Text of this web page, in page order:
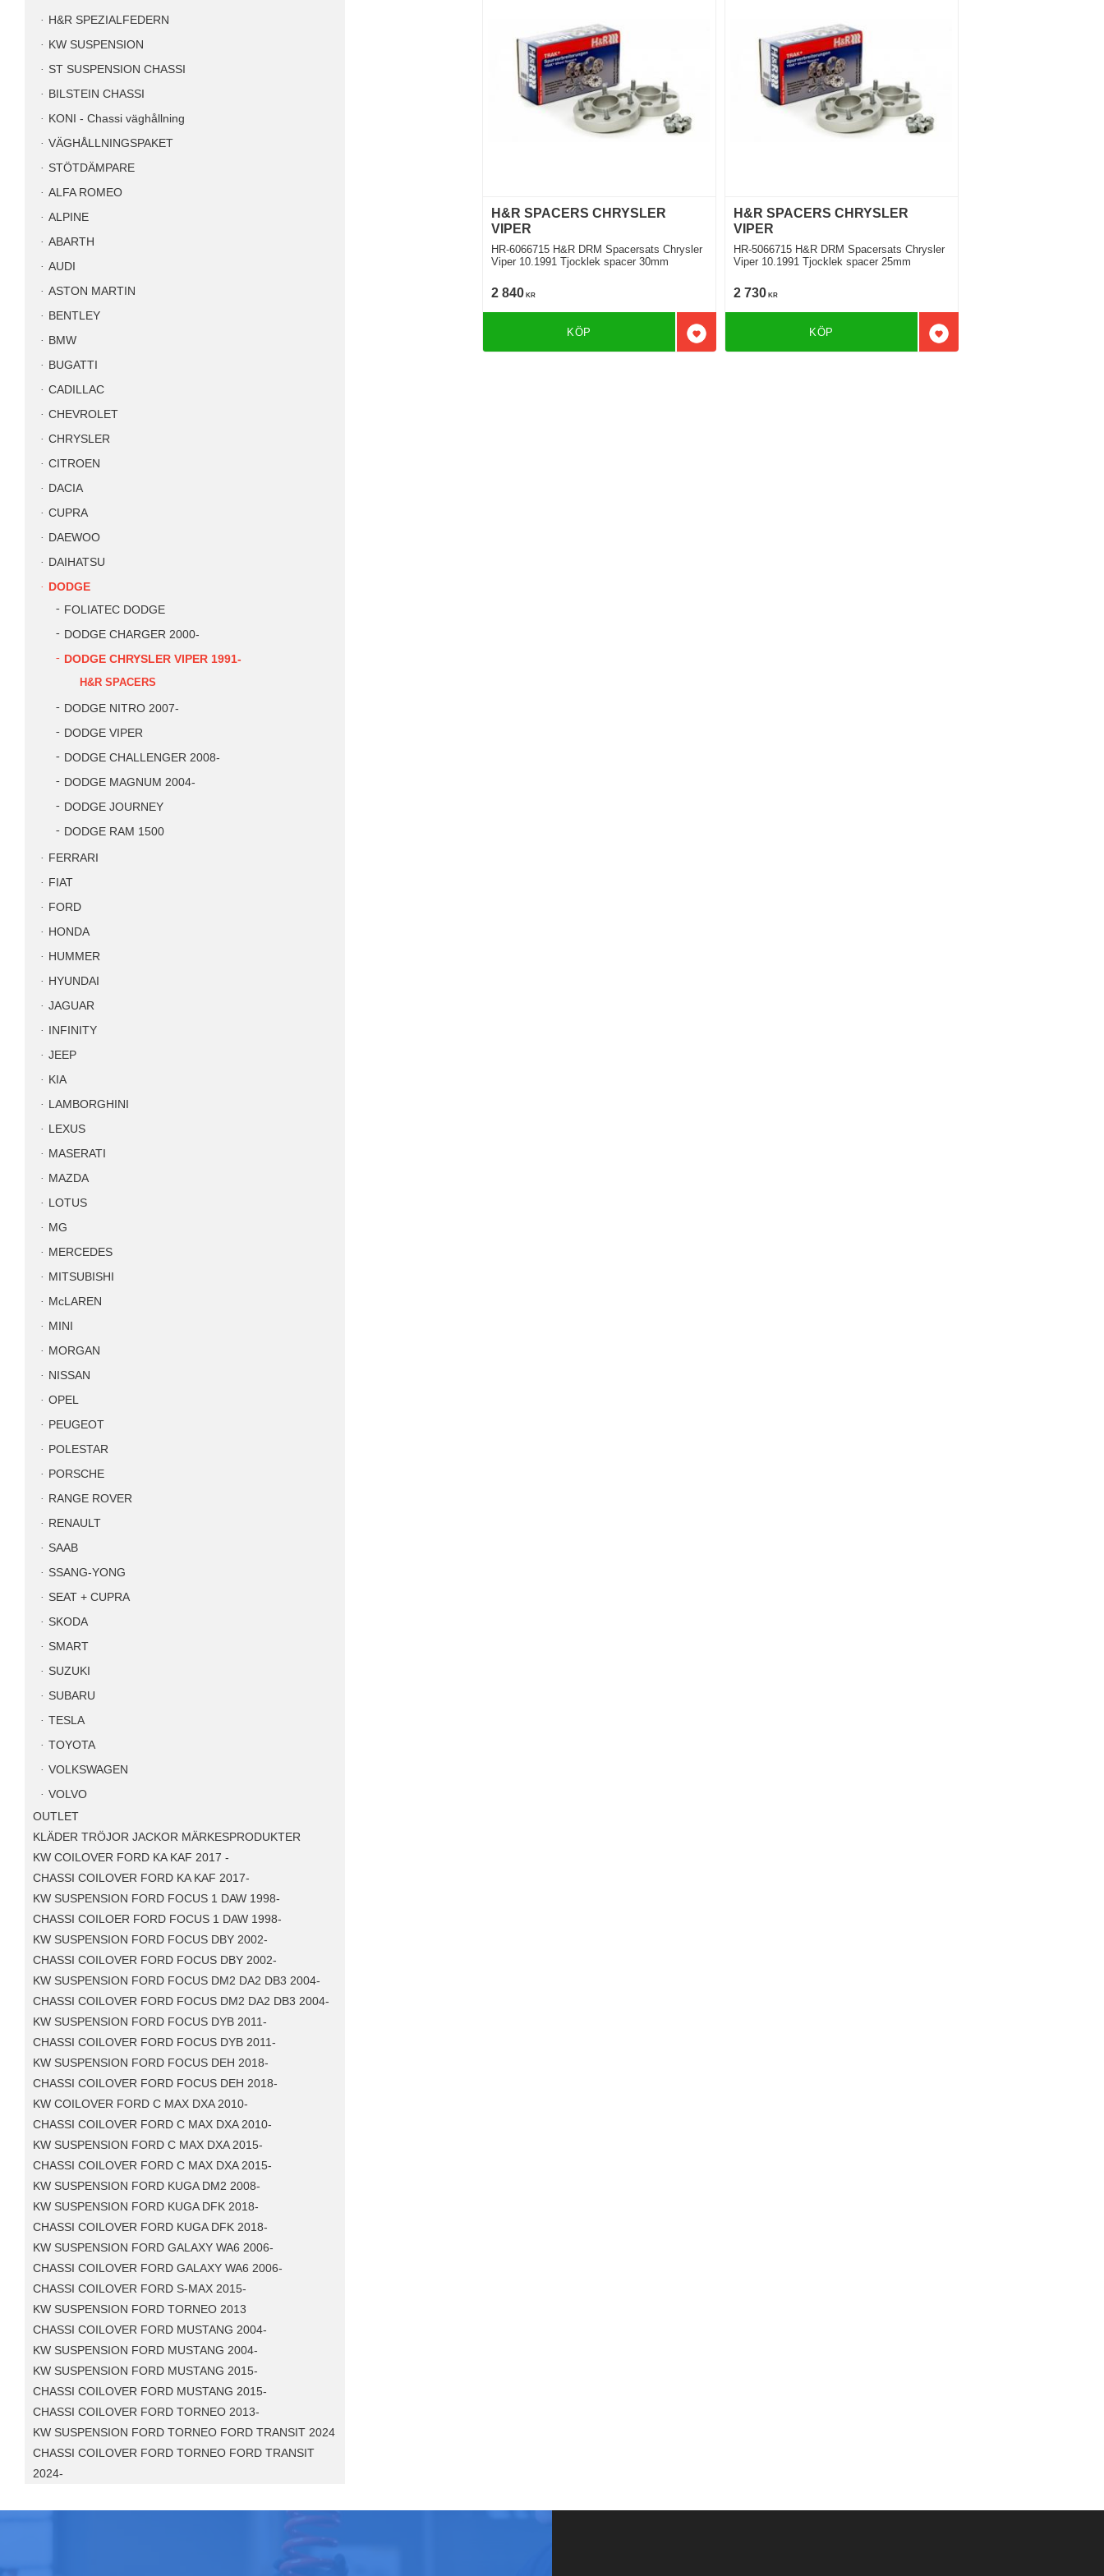
H&R SPACERS CHRYSLER
VIPER
HR-6066715 H&R DRM Spacersats Chrysler
Viper 10.1991 Tjocklek spacer 30mm
2 840 KR
Lägg till i favoriter
KÖP
H&R SPACERS CHRYSLER
VIPER
HR-5066715 H&R DRM Spacersats Chrysler
Viper 10.1991 Tjocklek spacer 25mm
2 730 KR
Lägg till i favoriter
KÖP
H&R SPEZIALFEDERN
KW SUSPENSION
ST SUSPENSION CHASSI
BILSTEIN CHASSI
KONI - Chassi väghållning
VÄGHÅLLNINGSPAKET
STÖTDÄMPARE
ALFA ROMEO
ALPINE
ABARTH
AUDI
ASTON MARTIN
BENTLEY
BMW
BUGATTI
CADILLAC
CHEVROLET
CHRYSLER
CITROEN
DACIA
CUPRA
DAEWOO
DAIHATSU
DODGE
FOLIATEC DODGE
DODGE CHARGER 2000-
DODGE CHRYSLER VIPER 1991-
H&R SPACERS
DODGE NITRO 2007-
DODGE VIPER
DODGE CHALLENGER 2008-
DODGE MAGNUM 2004-
DODGE JOURNEY
DODGE RAM 1500
FERRARI
FIAT
FORD
HONDA
HUMMER
HYUNDAI
JAGUAR
INFINITY
JEEP
KIA
LAMBORGHINI
LEXUS
MASERATI
MAZDA
LOTUS
MG
MERCEDES
MITSUBISHI
McLAREN
MINI
MORGAN
NISSAN
OPEL
PEUGEOT
POLESTAR
PORSCHE
RANGE ROVER
RENAULT
SAAB
SSANG-YONG
SEAT + CUPRA
SKODA
SMART
SUZUKI
SUBARU
TESLA
TOYOTA
VOLKSWAGEN
VOLVO
OUTLET
KLÄDER TRÖJOR JACKOR MÄRKESPRODUKTER
KW COILOVER FORD KA KAF 2017 -
CHASSI COILOVER FORD KA KAF 2017-
KW SUSPENSION FORD FOCUS 1 DAW 1998-
CHASSI COILOER FORD FOCUS 1 DAW 1998-
KW SUSPENSION FORD FOCUS DBY 2002-
CHASSI COILOVER FORD FOCUS DBY 2002-
KW SUSPENSION FORD FOCUS DM2 DA2 DB3 2004-
CHASSI COILOVER FORD FOCUS DM2 DA2 DB3 2004-
KW SUSPENSION FORD FOCUS DYB 2011-
CHASSI COILOVER FORD FOCUS DYB 2011-
KW SUSPENSION FORD FOCUS DEH 2018-
CHASSI COILOVER FORD FOCUS DEH 2018-
KW COILOVER FORD C MAX DXA 2010-
CHASSI COILOVER FORD C MAX DXA 2010-
KW SUSPENSION FORD C MAX DXA 2015-
CHASSI COILOVER FORD C MAX DXA 2015-
KW SUSPENSION FORD KUGA DM2 2008-
KW SUSPENSION FORD KUGA DFK 2018-
CHASSI COILOVER FORD KUGA DFK 2018-
KW SUSPENSION FORD GALAXY WA6 2006-
CHASSI COILOVER FORD GALAXY WA6 2006-
CHASSI COILOVER FORD S-MAX 2015-
KW SUSPENSION FORD TORNEO 2013
CHASSI COILOVER FORD MUSTANG 2004-
KW SUSPENSION FORD MUSTANG 2004-
KW SUSPENSION FORD MUSTANG 2015-
CHASSI COILOVER FORD MUSTANG 2015-
CHASSI COILOVER FORD TORNEO 2013-
KW SUSPENSION FORD TORNEO FORD TRANSIT 2024
CHASSI COILOVER FORD TORNEO FORD TRANSIT
2024-